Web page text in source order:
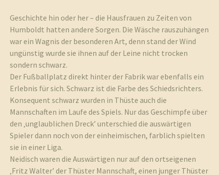
Geschichte hin oder her – die Hausfrauen zu Zeiten von
Humboldt hatten andere Sorgen. Die Wäsche rauszuhängen
war ein Wagnis der besonderen Art, denn stand der Wind
ungünstig wurde sie ihnen auf der Leine nicht trocken
sondern schwarz.
Der Fußballplatz direkt hinter der Fabrik war ebenfalls ein
Erlebnis für sich. Schwarz ist die Farbe des Schiedsrichters.
Konsequent schwarz wurden in Thüste auch die
Mannschaften im Laufe des Spiels. Nur das Geschimpfe über
den ‚unglaublichen Dreck’ unterschied die auswärtigen
Spieler dann noch von der einheimischen, farblich spielten
sie in einer Liga.
Neidisch waren die Auswärtigen nur auf den ortseigenen
‚Fritz Walter’ der Thüster Mannschaft, einen junger Thüster